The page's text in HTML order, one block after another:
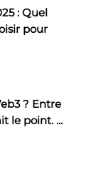
: Quel
pour
? Entre
le point. ...